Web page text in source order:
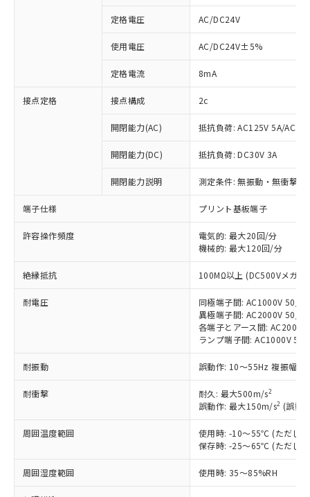
定格電圧 AC/DC24V
使用電圧 AC/DC24V±5%
定格電流 8mA
接点定格 接点構成 2c
開閉能力(AC) 抵抗負荷: AC125V 5A/
開閉能力(DC) 抵抗負荷: DC30V 3A
開閉能力説明 測定条件: 無振動・無衝撃
端子仕様 プリント基板端子
許容操作頻度
電気的: 最大20回/分
機械的: 最大120回/分
絶縁抵抗 100MΩ以上 (DC500Vメガ)
耐電圧
同極端子間: AC1000V 50/
異極端子間: AC2000V 50/
各端子とアース間:
ランプ端子間: AC1000V
耐振動 誤動作: 10～55Hz 複振幅
耐衝撃 耐久: 最大500m/s2
誤動作: 最大150m/s2 (誤動
周囲温度範囲
使用時: -10～55℃ (ただし
保存時: -25～65℃ (ただし
周囲湿度範囲 使用時: 35～85%RH
ご利用条件
以下の条件をお読みいただき、同意のうえ
本サービスは、当社制御機器事業取扱
商品の当社在庫状況および標準価格
(税抜)を提供させていただくもので
当社制御機器事業取扱商品の中には、
本サービスの対象外となる商品もある
在庫状況および標準価格照会結果は、
記載している更新日時点での社内デー
タに基づき作成されるものであり、閲
※1 対応状況
対応済み：EU RoHS指令（10物質）の
非含有に対応した製品が提供可能な商品で
す。
対応予定：EU RoHS指令（10物質）の非含
有に対応した製品に切り替える予定のある
対応予定なし：EU RoHS指令（10物質）の
非含有に非対応の商品で、対応品を出す予
調査・確認中：EU RoHS指令（10物質）の
非含有の対応状況を調査中または確認中の
非該当品：ライセンス料など無形物で、有
害物質有無と関係のない商品です。
仕入先様の事情により、非含有部品として
いたものが、含有品と判明した場合などや
むを得ず変更することがあります。
*EU RoHS指令（10物質）：
鉛(Pb) 1000ppm以下、 水銀(Hg) 1000ppm以下、 カド
「○」：最大均質材料含有率が中国RoHSの
基準値以下であることを示します。
「×」：最大均質材料含有率が中国RoHSの
基準値を超えていることを示します。
「－」：未確認です。当社販売部門へお問
*中国RoHS10物質の基準値 (GB/T26572)：
当社は、これら貴社製品のうち、外国
為替および外国貿易法に定める商品
（以下｢規制貨物等」という）を輸出
または国外への提供する場合は、日本